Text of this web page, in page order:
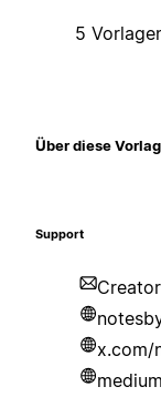
5
Über diese
Support
x.com/